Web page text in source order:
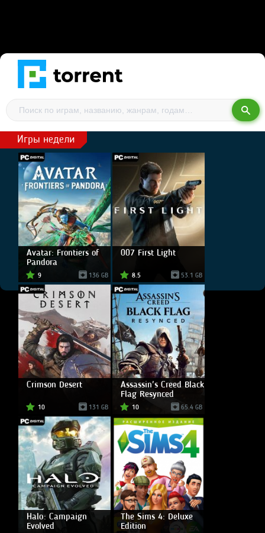
Игры недели
Avatar: Frontiers of
Pandora
9 136 GB
007 First Light
8.5 53.1 GB
Crimson Desert
10 131 GB
Assassin's Creed Black
Flag Resynced
10 65.4 GB
Halo: Campaign
Evolved
The Sims 4: Deluxe
Edition